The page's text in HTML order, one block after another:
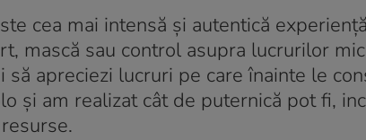
cea mai intensă și autentică
mască sau control asupra lucrurilor
apreciezi lucruri pe care înainte le
și am realizat cât de puternică pot fi,